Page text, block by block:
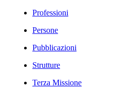
Professioni
Persone
Pubblicazioni
Strutture
Terza Missione